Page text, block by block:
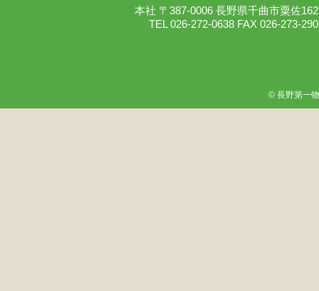
本社 〒387-0006 長野県千曲市粟佐
TEL 026-272-0638 FAX 026-273-
© 長野第一